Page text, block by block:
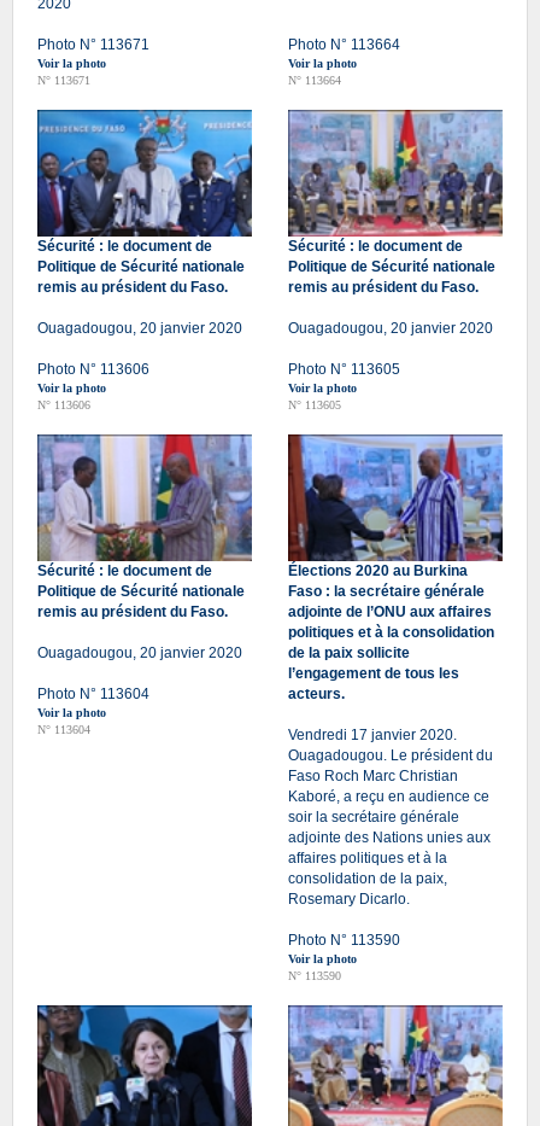
Photo N° 113671
Voir la photo
N° 113671
Photo N° 113664
Voir la photo
N° 113664
Sécurité : le document de
Politique de Sécurité nationale
remis au président du Faso.
Ouagadougou, 20 janvier 2020
Photo N° 113606
Voir la photo
N° 113606
Sécurité : le document de
Politique de Sécurité nationale
remis au président du Faso.
Ouagadougou, 20 janvier 2020
Photo N° 113605
Voir la photo
N° 113605
Sécurité : le document de
Politique de Sécurité nationale
remis au président du Faso.
Ouagadougou, 20 janvier 2020
Photo N° 113604
Voir la photo
N° 113604
Élections 2020 au Burkina
Faso : la secrétaire générale
adjointe de l’ONU aux affaires
politiques et à la consolidation
de la paix sollicite
l’engagement de tous les
acteurs.
Vendredi 17 janvier 2020.
Ouagadougou. Le président du
Faso Roch Marc Christian
Kaboré, a reçu en audience ce
soir la secrétaire générale
adjointe des Nations unies aux
affaires politiques et à la
consolidation de la paix,
Rosemary Dicarlo.
Photo N° 113590
Voir la photo
N° 113590